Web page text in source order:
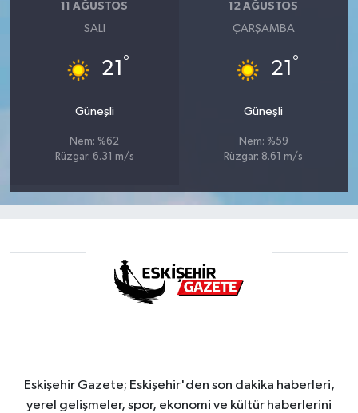
11 AĞUSTOS
SALI
21 °
Güneşli
Nem: %62
Rüzgar: 6.31 m/s
12 AĞUSTOS
ÇARŞAMBA
21 °
Güneşli
Nem: %59
Rüzgar: 8.61 m/s
Eskişehir Gazete; Eskişehir'den son dakika haberleri,
yerel gelişmeler, spor, ekonomi ve kültür haberlerini